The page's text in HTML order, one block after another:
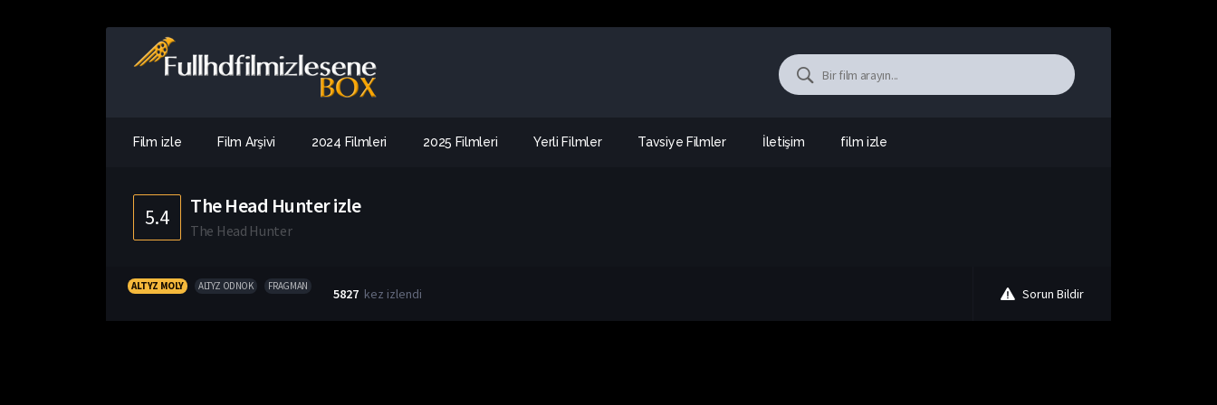
Film izle Film Arşivi 2024 Filmleri 2025 Filmleri Yerli Filmler Tavsiye Filmler İletişim film izle
5.4 The Head Hunter izle
The Head Hunter
ALTYZ MOLY ALTYZ ODNOK FRAGMAN 5827 kez izlendi Sorun Bildir